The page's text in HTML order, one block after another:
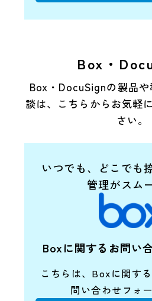
Box・
Box・DocuSignの製品
談は、
こちらからお気軽
さい。
いつでも、どこでも
管理がスム
Boxに関するお問い
こちらは、Boxに関する
問い合わせフォー